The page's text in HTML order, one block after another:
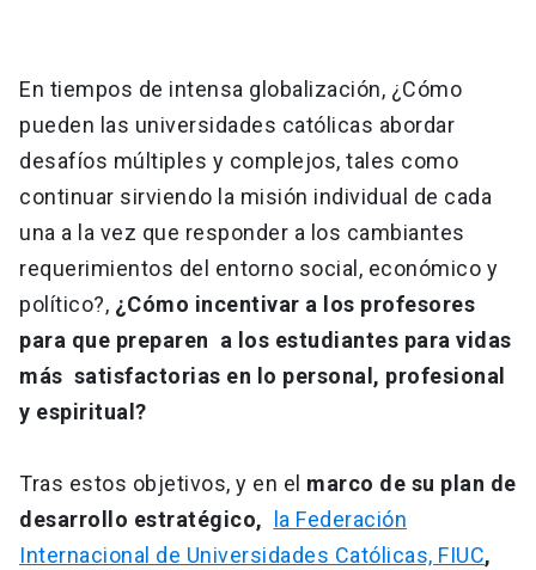
En tiempos de intensa globalización, ¿Cómo
pueden las universidades católicas abordar
desafíos múltiples y complejos, tales como
continuar sirviendo la misión individual de cada
una a la vez que responder a los cambiantes
requerimientos del entorno social, económico y
político?, ¿Cómo incentivar a los profesores
para que preparen a los estudiantes para vidas
más satisfactorias en lo personal, profesional
y espiritual?
Tras estos objetivos, y en el marco de su plan de
desarrollo estratégico,
la Federación
Internacional de Universidades Católicas, FIUC,